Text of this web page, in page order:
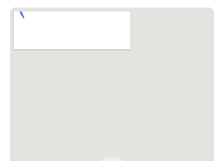
Podnikateľský servis